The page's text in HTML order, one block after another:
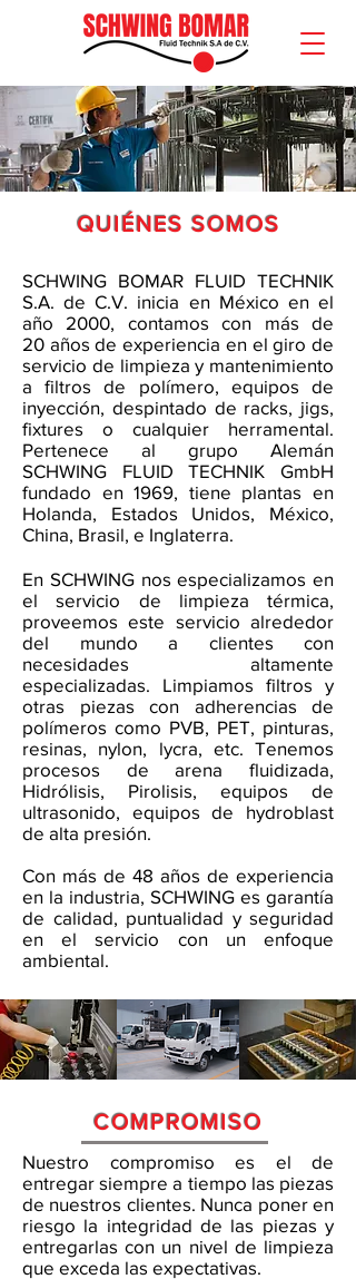
QUIÉNES SOMOS
SCHWING BOMAR FLUID TECHNIK
S.A. de C.V. inicia en México en el
año 2000, contamos con más de
20 años de experiencia en el giro de
servicio de limpieza y mantenimiento
a filtros de polímero, equipos de
inyección, despintado de racks, jigs,
fixtures o cualquier herramental.
Pertenece al grupo Alemán
SCHWING FLUID TECHNIK GmbH
fundado en 1969, tiene plantas en
Holanda, Estados Unidos, México,
China, Brasil, e Inglaterra.
En SCHWING nos especializamos en
el servicio de limpieza térmica,
proveemos este servicio alrededor
del mundo a clientes con
necesidades altamente
especializadas. Limpiamos filtros y
otras piezas con adherencias de
polímeros como PVB, PET, pinturas,
resinas, nylon, lycra, etc. Tenemos
procesos de arena fluidizada,
Hidrólisis, Pirolisis, equipos de
ultrasonido, equipos de hydroblast
de alta presión.
Con más de 48 años de experiencia
en la industria, SCHWING es garantía
de calidad, puntualidad y seguridad
en el servicio con un enfoque
ambiental.
COMPROMISO
Nuestro compromiso es el de
entregar siempre a tiempo las piezas
de nuestros clientes. Nunca poner en
riesgo la integridad de las piezas y
entregarlas con un nivel de limpieza
que exceda las expectativas.